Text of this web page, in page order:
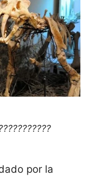
por la